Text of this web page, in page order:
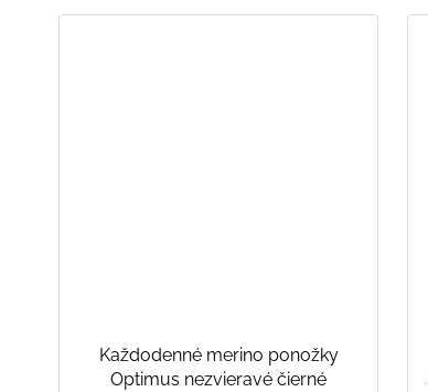
Každodenné merino ponožky
Optimus nezvieravé čierné